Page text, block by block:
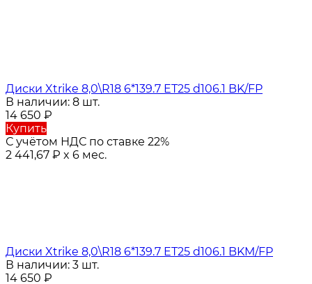
Диски Xtrike 8,0\R18 6*139.7 ET25 d106.1 BK/FP
В наличии: 8 шт.
14 650 ₽
Купить
С учётом НДС по ставке 22%
2 441,67 ₽ x 6 мес.
Диски Xtrike 8,0\R18 6*139.7 ET25 d106.1 BKM/FP
В наличии: 3 шт.
14 650 ₽